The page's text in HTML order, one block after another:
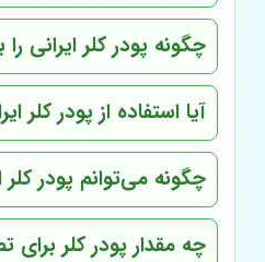
چگونه پودر کلر ایرانی
آیا استفاده از پودر
چگونه می‌توانم پودر
چه مقدار پودر کلر